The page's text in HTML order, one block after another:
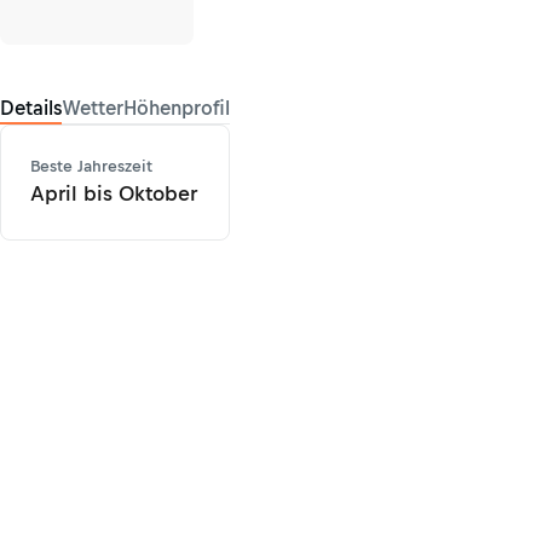
DetailsWetterHöhenprofil
Beste Jahreszeit
April bis Oktober